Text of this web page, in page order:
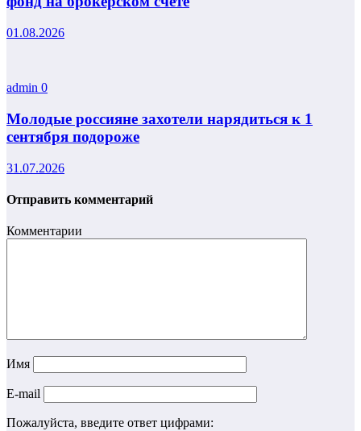
01.08.2026
admin 0
Молодые россияне захотели нарядиться к 1
сентября подороже
31.07.2026
Отправить комментарий
Комментарии
Имя
E-mail
Пожалуйста, введите ответ цифрами: